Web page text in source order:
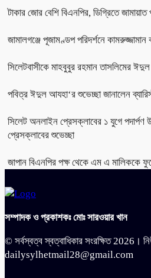
টাকার জোর বেশি বিএনপির, ডিগ্রিতে জামায়াত
জামালগঞ্জে পূজামণ্ডপ পরিদর্শনে
সিলেটবাসীকে মাহবুবুর রহমান তাসলিমের
পবিত্র ঈদুল আযহা‘র শুভেচ্ছা জানালেন
সিলেট অনলাইন প্রেসক্লাবের ১ যুগে পদার্পণ
প্রেসক্লাবের শুভেচ্ছা
জাপান বিএনপির পক্ষ থেকে এম এ মালিককে
সম্পাদক ও প্রকাশকঃ মোঃ সারওয়ার খান
© সর্বস্বত্ব স্বত্বাধিকার সংরক্ষিত 2026।
dailysylhetmail28@gmail.com